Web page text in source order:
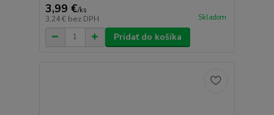
3,99 €/ks
3,24 € bez DPH Skladom
Pridať do košíka